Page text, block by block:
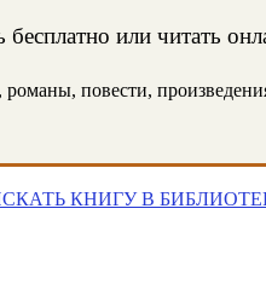
или читать
повести,
КНИГУ В